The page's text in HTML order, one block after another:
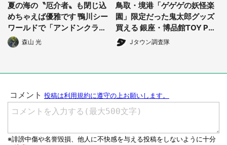
夏の海の〝厄介者〟も閉じ込
めちゃえば優雅です 鴨川シー
ワールドで「アンドンクラ
ゲ」期間限定展示【7/29~】
森山 光
鳥取・境港「ゲゲゲの妖怪楽
園」限定だった鬼太郎グッズ
買える 銀座・博品館TOY PAR
Kへ急げ【8/8~31】
Jタウン調査隊